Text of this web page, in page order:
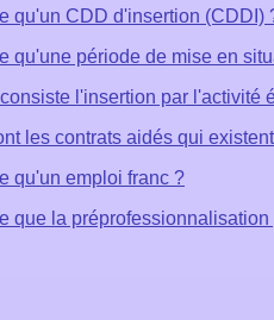
qu'un CDD d'insertion (CDDI)
qu'une période de mise en
l'insertion par l'activité
les contrats aidés qui
qu'un emploi franc ?
que la